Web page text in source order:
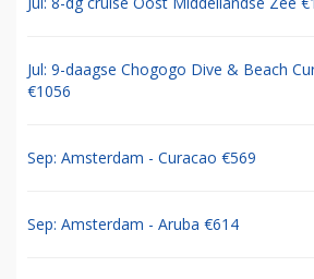
Jul: 9-daagse Chogogo Dive & Beach
€1056
Sep: Amsterdam - Curacao €569
Sep: Amsterdam - Aruba €614